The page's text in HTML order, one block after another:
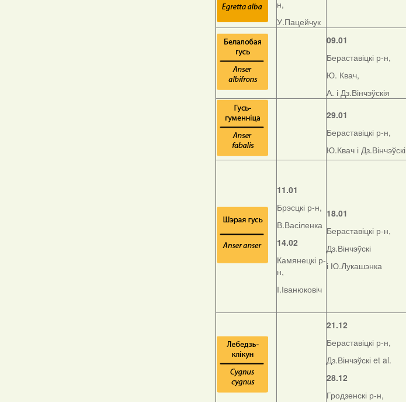
н,
У.Пацейчук
09.01
Бераставіцкі р-н,
Ю. Квач,
А. і Дз.Вінчэўскія
29.01
Бераставіцкі р-н,
Ю.Квач і Дз.Вінчэўскі
11.01
Брэсцкі р-н,
В.Васіленка
14.02
Камянецкі р-
н,
І.Іванюковіч
18.01
Бераставіцкі р-н,
Дз.Вінчэўскі
і Ю.Лукашэнка
21.12
Бераставіцкі р-н,
Дз.Вінчэўскі et al.
28.12
Гродзенскі р-н,